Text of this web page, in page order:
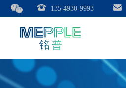
135-4930-9993